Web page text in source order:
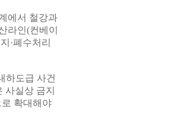
에서 철강과
라인(컨베이
·폐수처리
하도급 사건
실상 금지
확대해야